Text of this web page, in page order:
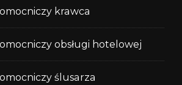
krawca
obsługi hotelowej
ślusarza